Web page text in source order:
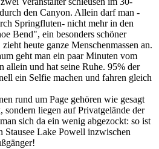
den Canyon. Allein darf man -
Springfluten- nicht mehr in den
Bend", ein besonders schöner
heute ganze Menschenmassen an.
geht man ein paar Minuten vom
allein und hat seine Ruhe. 95% der
ein Selfie machen und fahren gleich
rund um Page gehören wie gesagt
liegen auf Privatgelände der
sich da ein wenig abgezockt: so ist
Stausee Lake Powell inzwischen